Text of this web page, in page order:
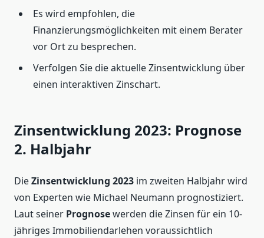
Es wird empfohlen, die
Finanzierungsmöglichkeiten mit einem Berater
vor Ort zu besprechen.
Verfolgen Sie die aktuelle Zinsentwicklung über
einen interaktiven Zinschart.
Zinsentwicklung 2023: Prognose
2. Halbjahr
DieZinsentwicklung 2023 im zweiten Halbjahr wird
von Experten wie Michael Neumann prognostiziert.
Laut seiner Prognosewerden die Zinsen für ein 10-
jähriges Immobiliendarlehen voraussichtlich